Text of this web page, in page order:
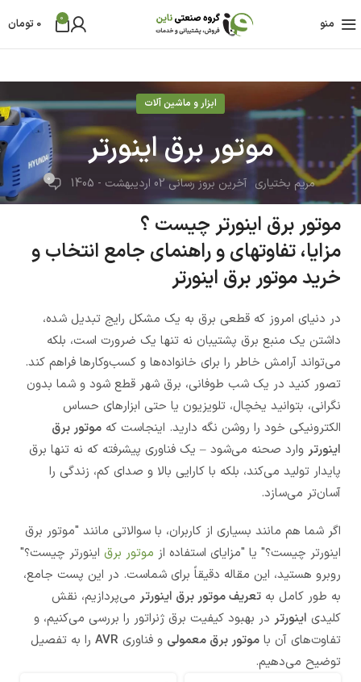
منو 0
0 تومان
ابزار و ماشین آلات
موتور برق اینورتر
مریم بختیاری آخرین بروز رسانی 02 اردیبهشت - 1405 0
موتور برق اینورتر چیست ؟
مزایا، تفاوتهای و راهنمای جامع انتخاب و
خرید موتور برق اینورتر
در دنیای امروز که قطعی برق به یک مشکل رایج تبدیل شده،
داشتن یک منبع برق پشتیبان نه تنها یک ضرورت است، بلکه
می‌تواند آرامش خاطر را برای خانواده‌ها و کسب‌وکارها فراهم کند.
تصور کنید در یک شب طوفانی، برق شهر قطع شود و شما بدون
نگرانی، بتوانید یخچال، تلویزیون یا حتی ابزارهای حساس
الکترونیکی خود را روشن نگه دارید. اینجاست که موتور برق
اینورتر وارد صحنه می‌شود – یک فناوری پیشرفته که نه تنها برق
پایدار تولید می‌کند، بلکه با کارایی بالا و صدای کم، زندگی را
آسان‌تر می‌سازد.
اگر شما هم مانند بسیاری از کاربران، با سوالاتی مانند "موتور برق
اینورتر چیست؟" یا "مزایای استفاده از موتور برق اینورتر چیست؟"
روبرو هستید، این مقاله دقیقاً برای شماست. در این پست جامع،
به طور کامل به تعریف موتور برق اینورتر می‌پردازیم، نقش
کلیدی اینورتر در بهبود کیفیت برق ژنراتور را بررسی می‌کنیم، و
تفاوت‌های آن با موتور برق معمولی و فناوری AVR را به تفصیل
توضیح می‌دهیم.